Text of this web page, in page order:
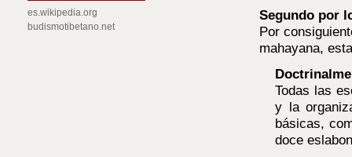
Segundo por
Por
mahayana,
Todas las
y la
básicas,
doce
es.wikipedia.org
budismotibetano.net